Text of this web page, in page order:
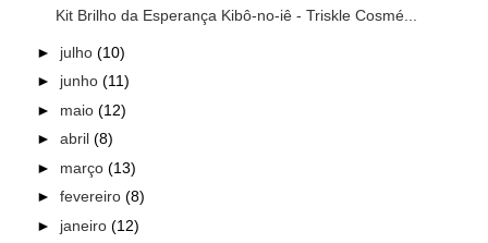
Kit Brilho da Esperança Kibô-no-iê - Triskle Cosmé...
► julho (10)
► junho (11)
► maio (12)
► abril (8)
► março (13)
► fevereiro (8)
► janeiro (12)